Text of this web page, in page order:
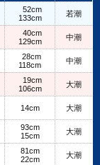
52cm
133cm
若潮
40cm
129cm
中潮
28cm
118cm
中潮
19cm
106cm
大潮
14cm 大潮
93cm
15cm
大潮
81cm
22cm
大潮